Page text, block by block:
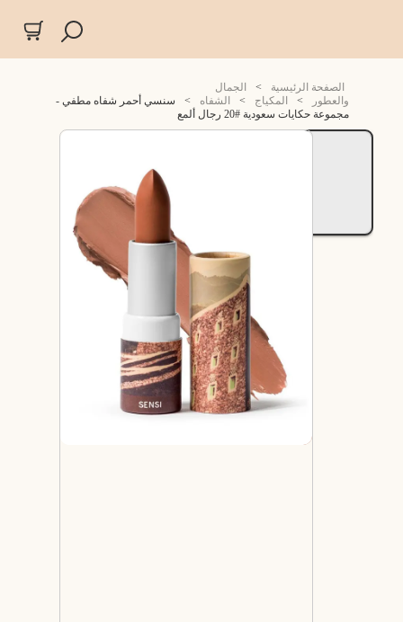
الصفحة الرئيسية >
الجمال
والعطور
> المكياج > الشفاه >
سنسي أحمر شفاه مطفي -
مجموعة حكايات سعودية #20 رجال ألمع